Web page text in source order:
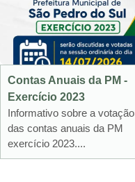
Contas Anuais da PM -
Exercício 2023
Informativo sobre a votação
das contas anuais da PM
exercício 2023....